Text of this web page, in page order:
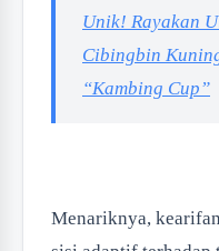
Unik! Rayakan
Cibingbin
“Kambing Cup”
Menariknya,